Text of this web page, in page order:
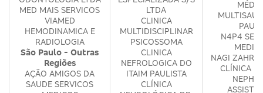
MED MAIS SERVICOS
VIAMED
HEMODINAMICA E
RADIOLOGIA
São Paulo - Outras
Regiões
AÇÃO AMIGOS DA
SAUDE SERVICOS
LTDA
CLINICA
MULTIDISCIPLINAR
PSICOSSOMA
CLINICA
NEFROLOGICA DO
ITAIM PAULISTA
CLÍNICA
N4P4
NAGI ZAHR
CLÍNICA